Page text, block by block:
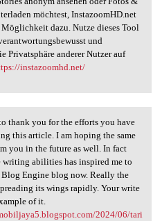
möchtest, InstazoomHD.net
dazu. Nutze dieses Tool
und
Privatsphäre anderer Nutzer auf
instazoomhd.net/
thank you for
thank you for the efforts you have
this article. I am hoping the same
you in the future as well. In fact
writing abilities has inspired me to
Engine blog now. Really the
its wings rapidly. Your write
of it.
2024/06/tari